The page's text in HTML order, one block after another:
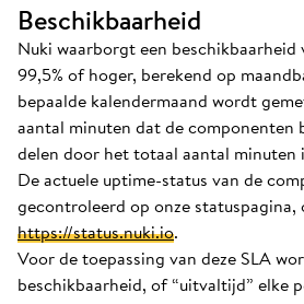
Beschikbaarheid
Nuki waarborgt een beschikbaarheid
99,5% of hoger, berekend op
bepaalde kalendermaand wordt
aantal minuten dat de componenten
delen door het totaal aantal minuten
De actuele uptime-status van de
gecontroleerd op onze statuspagina,
https://status.nuki.io.
Voor de toepassing van deze SLA
beschikbaarheid, of “uitvaltijd” elke